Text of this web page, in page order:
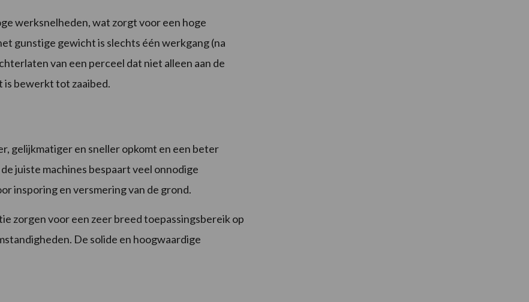
werksnelheden, wat zorgt voor een hoge
gunstige gewicht is slechts één werkgang (na
van een perceel dat niet alleen aan de
is bewerkt tot zaaibed.
gelijkmatiger en sneller opkomt en een beter
juiste machines bespaart veel onnodige
insporing en versmering van de grond.
zorgen voor een zeer breed toepassingsbereik op
De solide en hoogwaardige